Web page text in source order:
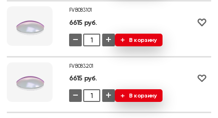
FVB083101
6615 руб.
− + В корзину
FVB083201
6615 руб.
− + В корзину